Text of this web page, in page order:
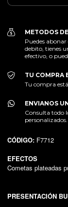
METODOS
Puedes
debito, tienes
efectivo, o
TU COMPRA
Tu compra
ENVIANOS
Consulta todo
personalizados.
CÓDIGO: F7712
EFECTOS
Cometas plateadas
PRESENTACIÓN